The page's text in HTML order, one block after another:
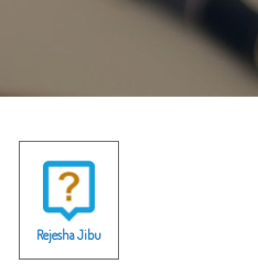
Rejesha Jibu